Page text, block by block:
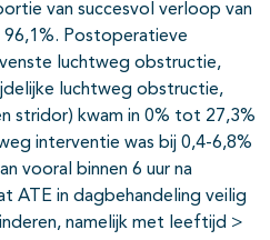
van succesvol verloop van
96,1%. Postoperatieve
luchtweg obstructie,
luchtweg obstructie,
stridor) kwam in 0% tot 27,3%
interventie was bij 0,4-6,8%
vooral binnen 6 uur na
ATE in dagbehandeling veilig
namelijk met leeftijd >